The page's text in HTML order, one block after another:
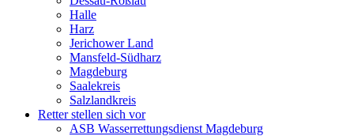
Halle
Harz
Jerichower Land
Mansfeld-Südharz
Magdeburg
Saalekreis
Salzlandkreis
Retter stellen sich vor
ASB Wasserrettungsdienst Magdeburg